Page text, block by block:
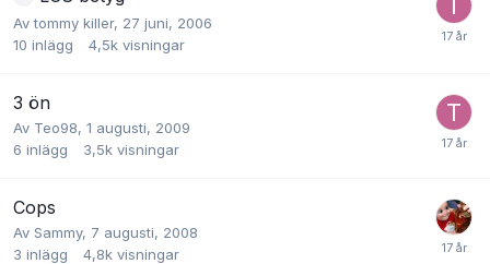
Avtommy killer, 27 juni, 2006
10 inlägg 4,5k visningar
3 ön
Av Teo98, 1 augusti, 2009
6 inlägg 3,5k visningar
Cops
Av Sammy, 7 augusti, 2008
3 inlägg 4,8k visningar